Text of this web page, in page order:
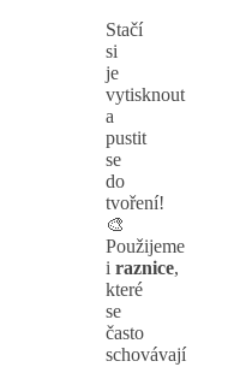
Stačí
si
je
vytisknout
a
pustit
se
do
tvoření!
🎨
Použijeme
i raznice,
které
se
často
schovávají